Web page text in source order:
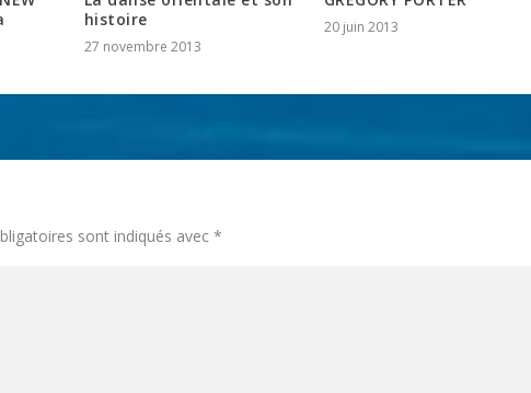
histoire
27 novembre 2013
20 juin 2013
sont indiqués avec*